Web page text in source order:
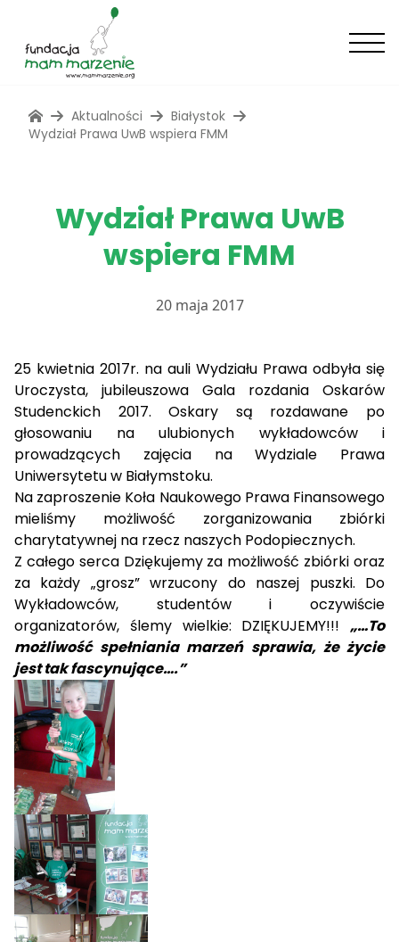
Aktualności
Białystok
Wydział Prawa UwB wspiera FMM
Wydział Prawa UwB
wspiera FMM
20 maja 2017
25 kwietnia 2017r. na auli Wydziału Prawa odbyła się
Uroczysta, jubileuszowa Gala rozdania Oskarów
Studenckich 2017. Oskary są rozdawane po
głosowaniu na ulubionych wykładowców i
prowadzących zajęcia na Wydziale Prawa
Uniwersytetu w Białymstoku.
Na zaproszenie Koła Naukowego Prawa Finansowego
mieliśmy możliwość zorganizowania zbiórki
charytatywnej na rzecz naszych Podopiecznych.
Z całego serca Dziękujemy za możliwość zbiórki oraz
za każdy „grosz” wrzucony do naszej puszki. Do
Wykładowców, studentów i oczywiście
organizatorów, ślemy wielkie: DZIĘKUJEMY!!! „…To
możliwość spełniania marzeń sprawia, że życie
jest tak fascynujące….”